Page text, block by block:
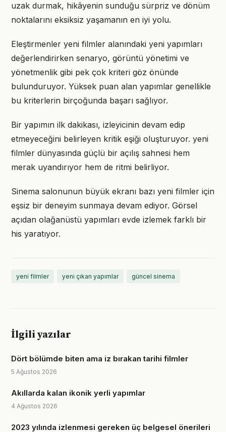
uzak durmak, hikâyenin sunduğu sürpriz ve dönüm
noktalarını eksiksiz yaşamanın en iyi yolu.
Eleştirmenler yeni filmler alanındaki yeni yapımları
değerlendirirken senaryo, görüntü yönetimi ve
yönetmenlik gibi pek çok kriteri göz önünde
bulunduruyor. Yüksek puan alan yapımlar genellikle
bu kriterlerin birçoğunda başarı sağlıyor.
Bir yapımın ilk dakikası, izleyicinin devam edip
etmeyeceğini belirleyen kritik eşiği oluşturuyor. yeni
filmler dünyasında güçlü bir açılış sahnesi hem
merak uyandırıyor hem de ritmi belirliyor.
Sinema salonunun büyük ekranı bazı yeni filmler için
eşsiz bir deneyim sunmaya devam ediyor. Görsel
açıdan olağanüstü yapımları evde izlemek farklı bir
his yaratıyor.
yeni filmler yeni çıkan yapımlar güncel sinema
İlgili yazılar
Dört bölümde biten ama iz bırakan tarihi filmler
5 Ağustos 2026
Akıllarda kalan ikonik yerli yapımlar
4 Ağustos 2026
2023 yılında izlenmesi gereken üç belgesel önerileri